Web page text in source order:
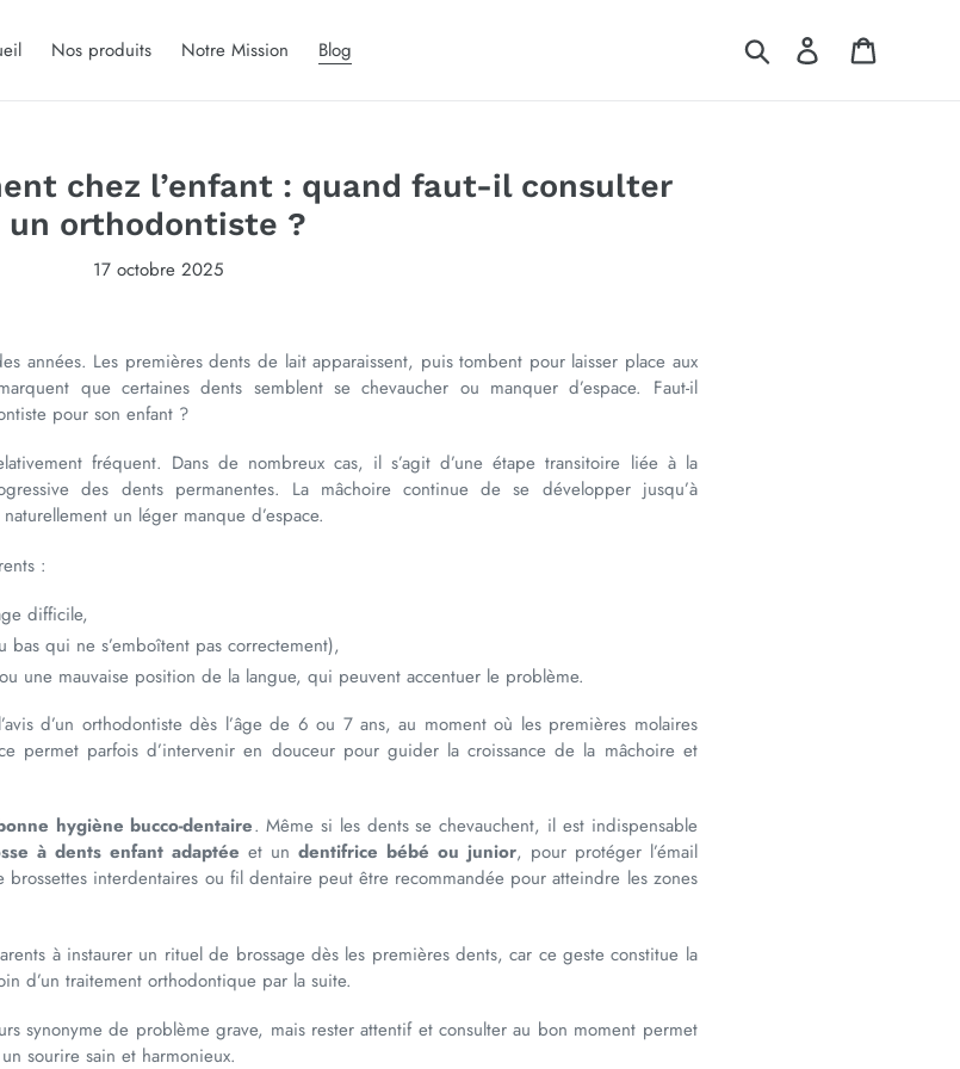
Nos produits Notre Mission Blog RechercherSe connecter
chez l’enfant : quand faut-il consulter
un orthodontiste ?
17 octobre 2025
années. Les premières dents de lait apparaissent, puis tombent pour laisser place aux
que certaines dents semblent se chevaucher ou manquer d’espace. Faut-il
pour son enfant ?
fréquent. Dans de nombreux cas, il s’agit d’une étape transitoire liée à la
des dents permanentes. La mâchoire continue de se développer jusqu’à
un léger manque d’espace.
:
difficile,
qui ne s’emboîtent pas correctement),
une mauvaise position de la langue, qui peuvent accentuer le problème.
d’un orthodontiste dès l’âge de 6 ou 7 ans, au moment où les premières molaires
permet parfois d’intervenir en douceur pour guider la croissance de la mâchoire et
hygiène bucco-dentaire. Même si les dents se chevauchent, il est indispensable
à dents enfant adaptée et un dentifrice bébé ou junior, pour protéger l’émail
brossettes interdentaires ou fil dentaire peut être recommandée pour atteindre les zones
à instaurer un rituel de brossage dès les premières dents, car ce geste constitue la
d’un traitement orthodontique par la suite.
synonyme de problème grave, mais rester attentif et consulter au bon moment permet
sourire sain et harmonieux.